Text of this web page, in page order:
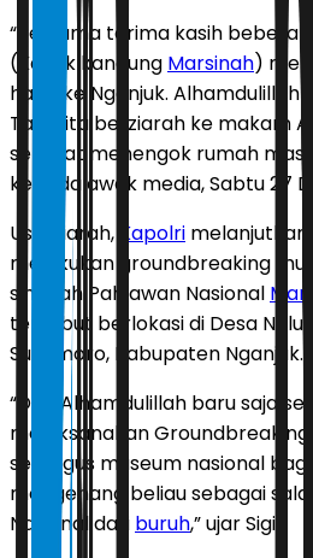
“Pertama terima kasih
(Kakak kandung Marsinah)
hadir ke Nganjuk. Alhamdulillah
Tadi kita berziarah ke makam
sempat menengok rumah
kepada awak media, Sabtu 27
Usai ziarah, Kapolri
melakukan groundbreaking
singgah Pahlawan Nasional
tersebut berlokasi di Desa
Sukomoro, Kabupaten Nganjuk.
“Dan Alhamdulillah baru saja
melaksanakan
sekaligus museum nasional
mengenang beliau sebagai
Nasional dari buruh,” ujar Sigit.